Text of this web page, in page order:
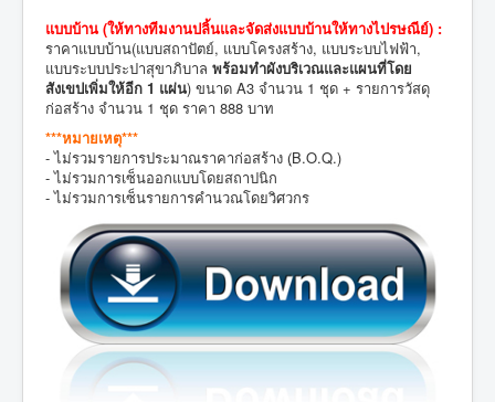
แบบบ้าน (ให้ทางทีมงานปลิ้นและจัดส่งแบบบ้านให้ทางไปรษณีย์) :
ราคาแบบบ้าน(แบบสถาปัตย์, แบบโครงสร้าง, แบบระบบไฟฟ้า,
แบบระบบประปาสุขาภิบาล พร้อมทำผังบริเวณและแผนที่โดย
สังเขปเพิ่มให้อีก 1 แผ่น) ขนาด A3 จำนวน 1 ชุด + รายการวัสดุ
ก่อสร้าง จำนวน 1 ชุด ราคา 888 บาท
***หมายเหตุ***
- ไม่รวมรายการประมาณราคาก่อสร้าง (ฺB.O.Q.)
- ไม่รวมการเซ็นออกแบบโดยสถาปนิก
- ไม่รวมการเซ็นรายการคำนวณโดยวิศวกร